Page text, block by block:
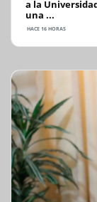
a la
una ...
HACE 16 HORAS